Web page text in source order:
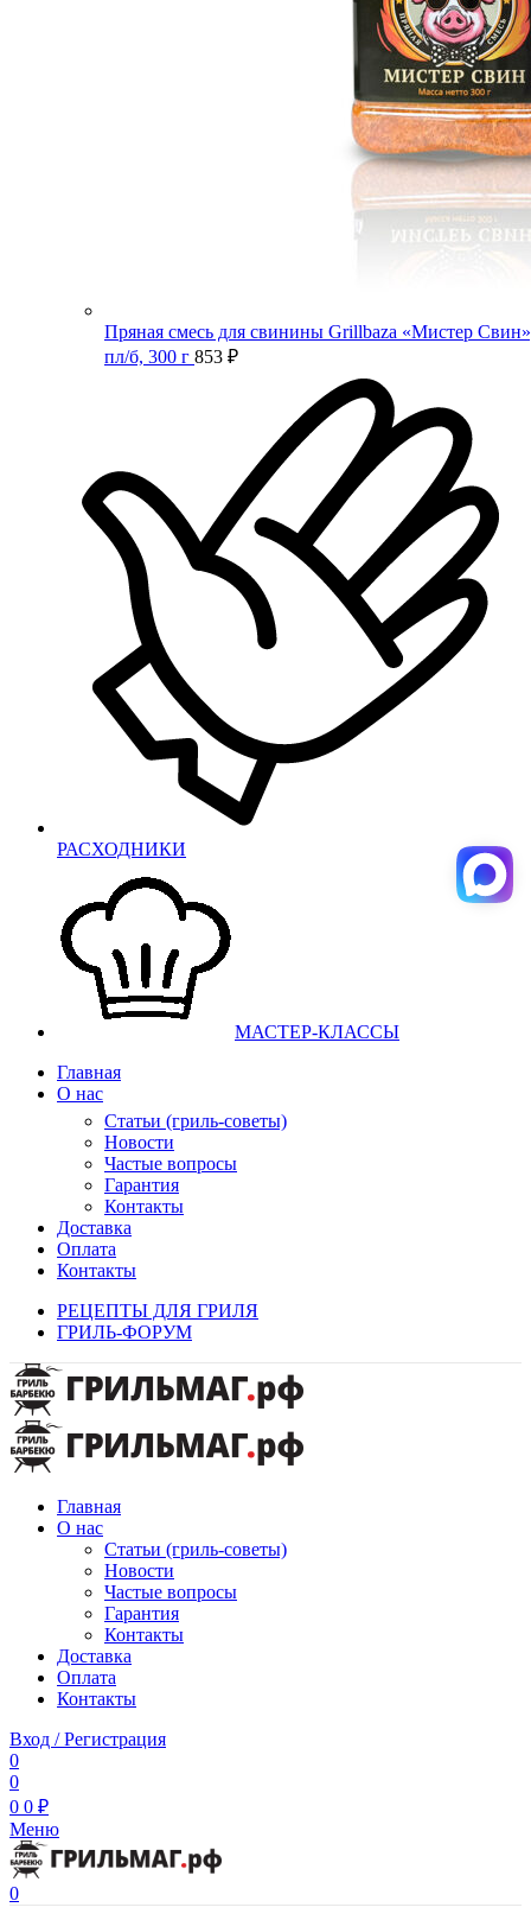
Пряная смесь для свинины Grillbaza «Мистер
пл/б, 300 г 853 ₽
РАСХОДНИКИ
МАСТЕР-КЛАССЫ
Главная
О нас
Статьи (гриль-советы)
Новости
Частые вопросы
Гарантия
Контакты
Доставка
Оплата
Контакты
РЕЦЕПТЫ ДЛЯ ГРИЛЯ
ГРИЛЬ-ФОРУМ
Главная
О нас
Статьи (гриль-советы)
Новости
Частые вопросы
Гарантия
Контакты
Доставка
Оплата
Контакты
Вход / Регистрация
0
0
0 0 ₽
Меню
0